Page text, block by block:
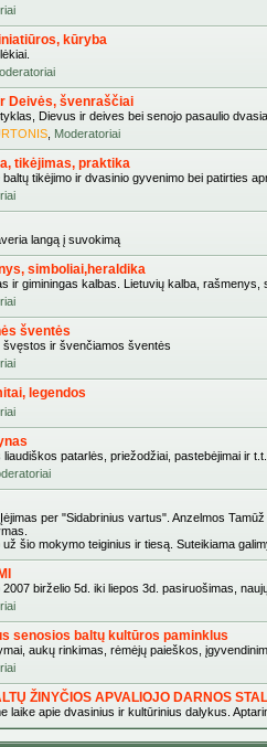
kūryba
Deivės, švenraščiai
Dievus ir deives bei senojo pasaulio
Moderatoriai
tikėjimas, praktika
tikėjimo ir dvasinio gyvenimo bei patirties
langą į suvokimą
simboliai,heraldika
ir giminingas kalbas. Lietuvių kalba, rašmenys,
šventės
švęstos ir švenčiamos šventės
legendos
patarlės, priežodžiai, pastebėjimai ir t.t.
per "Sidabrinius vartus". Anzelmos
šio mokymo teiginius ir tiesą. Suteikiama
birželio 5d. iki liepos 3d. pasiruošimas,
senosios baltų kultūros paminklus
aukų rinkimas, rėmėjų paieškos,
ŽINYČIOS APVALIOJO DARNOS
laike apie dvasinius ir kultūrinius dalykus.